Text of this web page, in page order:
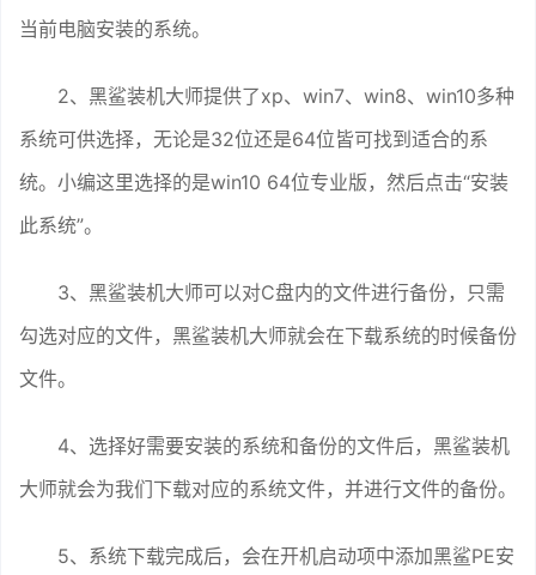
当前电脑安装的系统。
2、黑鲨装机大师提供了xp、win7、win8、win10多种
系统可供选择，无论是32位还是64位皆可找到适合的系
统。小编这里选择的是win10 64位专业版，然后点击“安装
此系统”。
3、黑鲨装机大师可以对C盘内的文件进行备份，只需
勾选对应的文件，黑鲨装机大师就会在下载系统的时候备份
文件。
4、选择好需要安装的系统和备份的文件后，黑鲨装机
大师就会为我们下载对应的系统文件，并进行文件的备份。
5、系统下载完成后，会在开机启动项中添加黑鲨PE安